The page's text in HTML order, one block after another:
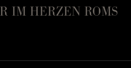
IM HERZEN ROMS